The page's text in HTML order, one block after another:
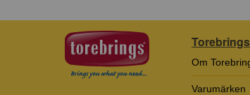
Torebrings
Om
Varumärken